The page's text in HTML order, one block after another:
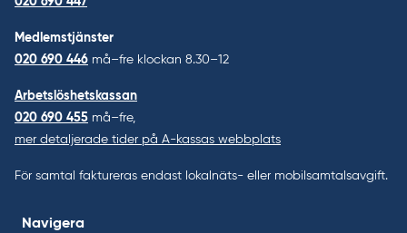
Medlemstjänster
020 690 446 må–fre klockan 8.30–12
Arbetslöshetskassan
020 690 455 må–fre,
mer detaljerade tider på A-kassas webbplats
För samtal faktureras endast lokalnäts- eller mobilsamtalsavgift.
Navigera